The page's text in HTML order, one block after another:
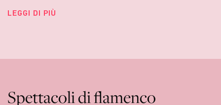
LEGGI DI PIÙ
Spettacoli di flamenco